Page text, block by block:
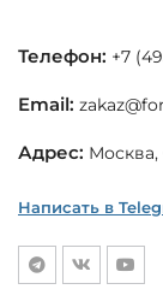
Телефон: +7
Email:
Адрес: Москва,
Написать в